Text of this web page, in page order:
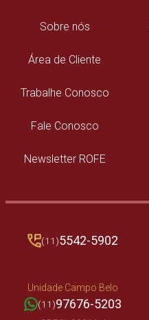
Sobre nós
Área de Cliente
Trabalhe Conosco
Fale Conosco
Newsletter ROFE
(11)5542-5902
Unidade Campo Belo
(11)97676-5203